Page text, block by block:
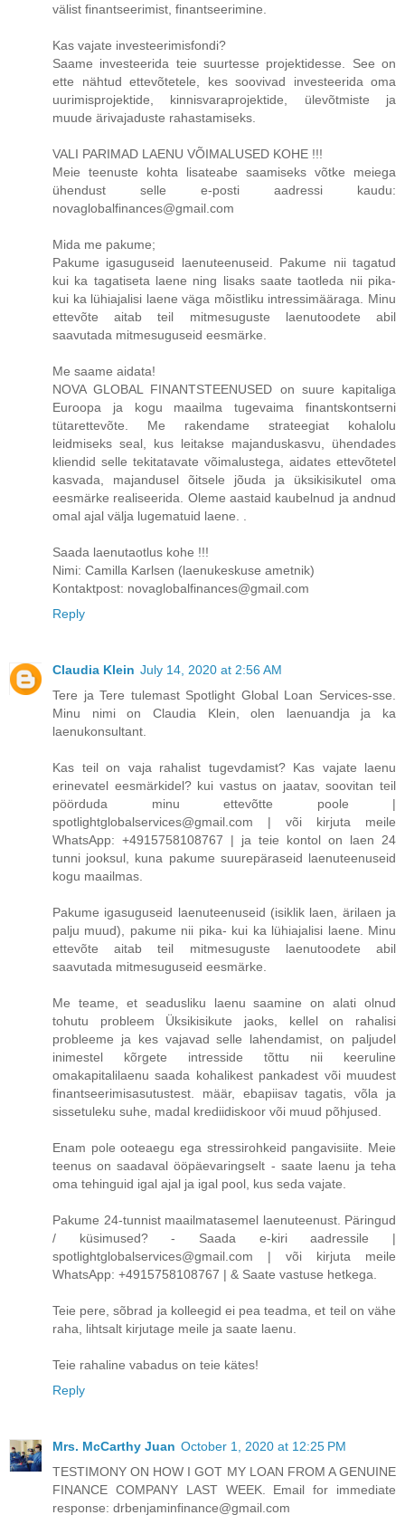
välist finantseerimist, finantseerimine.
Kas vajate investeerimisfondi?
Saame investeerida teie suurtesse projektidesse. See on
ette nähtud ettevõtetele, kes soovivad investeerida oma
uurimisprojektide, kinnisvaraprojektide, ülevõtmiste ja
muude ärivajaduste rahastamiseks.
VALI PARIMAD LAENU VÕIMALUSED KOHE !!!
Meie teenuste kohta lisateabe saamiseks võtke meiega
ühendust selle e-posti aadressi kaudu:
novaglobalfinances@gmail.com
Mida me pakume;
Pakume igasuguseid laenuteenuseid. Pakume nii tagatud
kui ka tagatiseta laene ning lisaks saate taotleda nii pika-
kui ka lühiajalisi laene väga mõistliku intressimääraga. Minu
ettevõte aitab teil mitmesuguste laenutoodete abil
saavutada mitmesuguseid eesmärke.
Me saame aidata!
NOVA GLOBAL FINANTSTEENUSED on suure kapitaliga
Euroopa ja kogu maailma tugevaima finantskontserni
tütarettevõte. Me rakendame strateegiat kohalolu
leidmiseks seal, kus leitakse majanduskasvu, ühendades
kliendid selle tekitatavate võimalustega, aidates ettevõtetel
kasvada, majandusel õitsele jõuda ja üksikisikutel oma
eesmärke realiseerida. Oleme aastaid kaubelnud ja andnud
omal ajal välja lugematuid laene. .
Saada laenutaotlus kohe !!!
Nimi: Camilla Karlsen (laenukeskuse ametnik)
Kontaktpost: novaglobalfinances@gmail.com
Reply
Claudia Klein July 14, 2020 at 2:56 AM
Tere ja Tere tulemast Spotlight Global Loan Services-sse.
Minu nimi on Claudia Klein, olen laenuandja ja ka
laenukonsultant.
Kas teil on vaja rahalist tugevdamist? Kas vajate laenu
erinevatel eesmärkidel? kui vastus on jaatav, soovitan teil
pöörduda minu ettevõtte poole |
spotlightglobalservices@gmail.com | või kirjuta meile
WhatsApp: +4915758108767 | ja teie kontol on laen 24
tunni jooksul, kuna pakume suurepäraseid laenuteenuseid
kogu maailmas.
Pakume igasuguseid laenuteenuseid (isiklik laen, ärilaen ja
palju muud), pakume nii pika- kui ka lühiajalisi laene. Minu
ettevõte aitab teil mitmesuguste laenutoodete abil
saavutada mitmesuguseid eesmärke.
Me teame, et seadusliku laenu saamine on alati olnud
tohutu probleem Üksikisikute jaoks, kellel on rahalisi
probleeme ja kes vajavad selle lahendamist, on paljudel
inimestel kõrgete intresside tõttu nii keeruline
omakapitalilaenu saada kohalikest pankadest või muudest
finantseerimisasutustest. määr, ebapiisav tagatis, võla ja
sissetuleku suhe, madal krediidiskoor või muud põhjused.
Enam pole ooteaegu ega stressirohkeid pangavisiite. Meie
teenus on saadaval ööpäevaringselt - saate laenu ja teha
oma tehinguid igal ajal ja igal pool, kus seda vajate.
Pakume 24-tunnist maailmatasemel laenuteenust. Päringud
/ küsimused? - Saada e-kiri aadressile |
spotlightglobalservices@gmail.com | või kirjuta meile
WhatsApp: +4915758108767 | & Saate vastuse hetkega.
Teie pere, sõbrad ja kolleegid ei pea teadma, et teil on vähe
raha, lihtsalt kirjutage meile ja saate laenu.
Teie rahaline vabadus on teie kätes!
Reply
Mrs. McCarthy Juan October 1, 2020 at 12:25 PM
TESTIMONY ON HOW I GOT MY LOAN FROM A GENUINE
FINANCE COMPANY LAST WEEK. Email for immediate
response: drbenjaminfinance@gmail.com